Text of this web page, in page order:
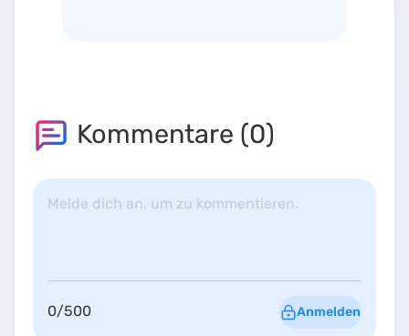
Kommentare (0)
Melde dich an, um zu kommentieren.
0/500 Anmelden